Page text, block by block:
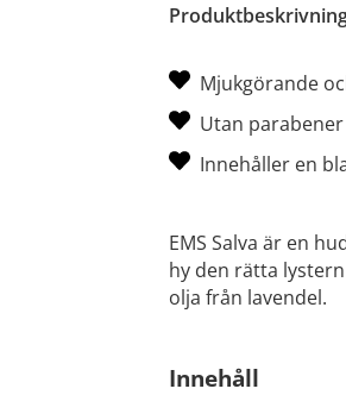
Mjukgörande
Utan parabener
Innehåller en
EMS Salva är en
hy den rätta
olja från lavendel.
Innehåll